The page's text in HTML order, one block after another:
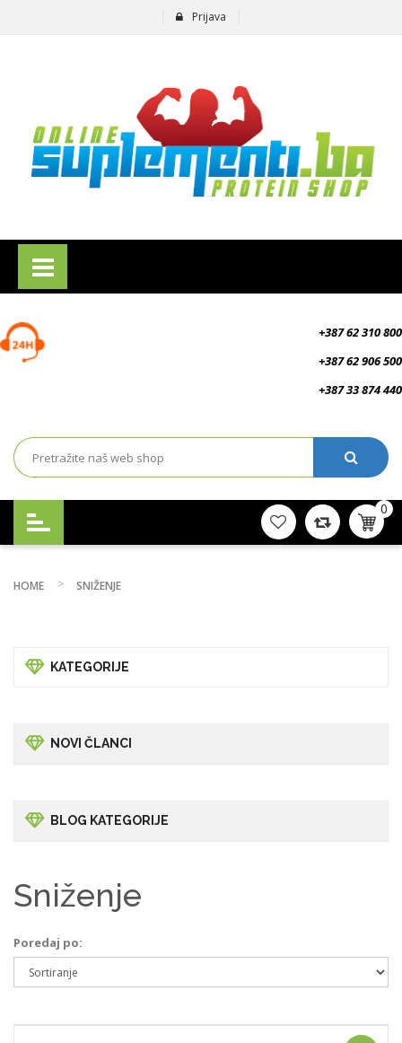
Prijava
+387 62 310 800
+387 62 906 500
+387 33 874 440
0
HOME SNIŽENJE
KATEGORIJE
NOVI ČLANCI
BLOG KATEGORIJE
Sniženje
Poredaj po: